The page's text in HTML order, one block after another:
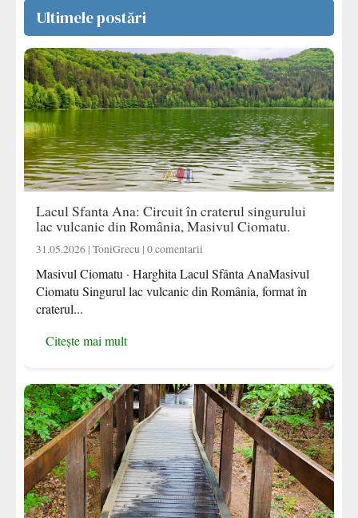
Ultimele postări
Lacul Sfanta Ana: Circuit în craterul singurului
lac vulcanic din România, Masivul Ciomatu.
31.05.2026 | ToniGrecu | 0 comentarii
Masivul Ciomatu · Harghita Lacul Sfânta AnaMasivul
Ciomatu Singurul lac vulcanic din România, format în
craterul...
Citește mai mult